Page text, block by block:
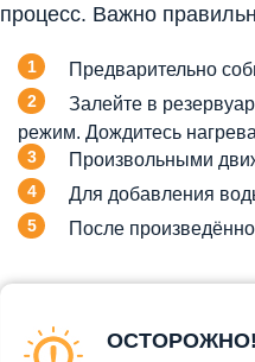
процесс. Важно
Предварительно
Залейте в
режим. Дождитесь
Произвольными
Для добавления
После
ОСТОРОЖНО!